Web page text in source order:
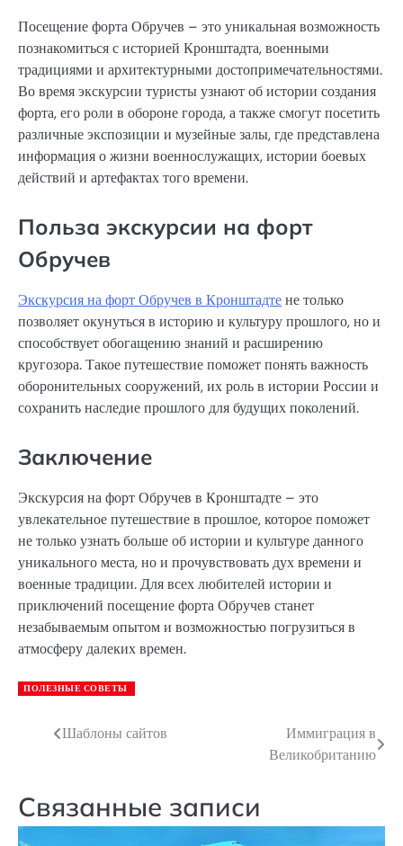
Посещение форта Обручев – это уникальная возможность
познакомиться с историей Кронштадта, военными
традициями и архитектурными достопримечательностями.
Во время экскурсии туристы узнают об истории создания
форта, его роли в обороне города, а также смогут посетить
различные экспозиции и музейные залы, где представлена
информация о жизни военнослужащих, истории боевых
действий и артефактах того времени.
Польза экскурсии на форт
Обручев
Экскурсия на форт Обручев в Кронштадтене только
позволяет окунуться в историю и культуру прошлого, но и
способствует обогащению знаний и расширению
кругозора. Такое путешествие поможет понять важность
оборонительных сооружений, их роль в истории России и
сохранить наследие прошлого для будущих поколений.
Заключение
Экскурсия на форт Обручев в Кронштадте – это
увлекательное путешествие в прошлое, которое поможет
не только узнать больше об истории и культуре данного
уникального места, но и прочувствовать дух времени и
военные традиции. Для всех любителей истории и
приключений посещение форта Обручев станет
незабываемым опытом и возможностью погрузиться в
атмосферу далеких времен.
ПОЛЕЗНЫЕ СОВЕТЫ
Навигация
записям
Шаблоны сайтов
Иммиграция в
Великобританию
Связанные записи